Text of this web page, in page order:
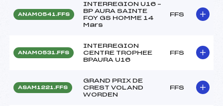
ANAM0541.FFS
INTERREGION U16 –
BP AURA SAINTE
FOY GS HOMME 14
Mars
FFS
ANAM0531.FFS
INTERREGION
CENTRE TROPHEE
BPAURA U16
FFS
ASAM1221.FFS
GRAND PRIX DE
CREST VOLAND
WORDEN
FFS